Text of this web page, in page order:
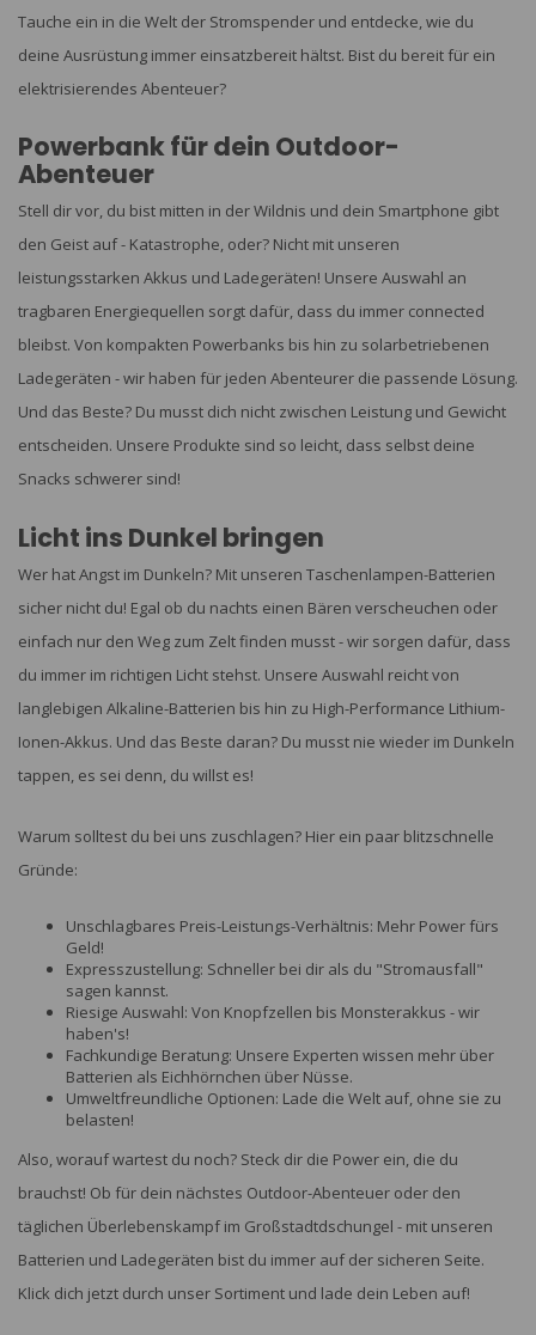
Tauche ein in die Welt der Stromspender und entdecke, wie du
deine Ausrüstung immer einsatzbereit hältst. Bist du bereit für ein
elektrisierendes Abenteuer?
Powerbank für dein Outdoor-
Abenteuer
Stell dir vor, du bist mitten in der Wildnis und dein Smartphone gibt
den Geist auf - Katastrophe, oder? Nicht mit unseren
leistungsstarken Akkus und Ladegeräten! Unsere Auswahl an
tragbaren Energiequellen sorgt dafür, dass du immer connected
bleibst. Von kompakten Powerbanks bis hin zu solarbetriebenen
Ladegeräten - wir haben für jeden Abenteurer die passende Lösung.
Und das Beste? Du musst dich nicht zwischen Leistung und Gewicht
entscheiden. Unsere Produkte sind so leicht, dass selbst deine
Snacks schwerer sind!
Licht ins Dunkel bringen
Wer hat Angst im Dunkeln? Mit unseren Taschenlampen-Batterien
sicher nicht du! Egal ob du nachts einen Bären verscheuchen oder
einfach nur den Weg zum Zelt finden musst - wir sorgen dafür, dass
du immer im richtigen Licht stehst. Unsere Auswahl reicht von
langlebigen Alkaline-Batterien bis hin zu High-Performance Lithium-
Ionen-Akkus. Und das Beste daran? Du musst nie wieder im Dunkeln
tappen, es sei denn, du willst es!
Warum solltest du bei uns zuschlagen? Hier ein paar blitzschnelle
Gründe:
Unschlagbares Preis-Leistungs-Verhältnis: Mehr Power fürs
Geld!
Expresszustellung: Schneller bei dir als du "Stromausfall"
sagen kannst.
Riesige Auswahl: Von Knopfzellen bis Monsterakkus - wir
haben's!
Fachkundige Beratung: Unsere Experten wissen mehr über
Batterien als Eichhörnchen über Nüsse.
Umweltfreundliche Optionen: Lade die Welt auf, ohne sie zu
belasten!
Also, worauf wartest du noch? Steck dir die Power ein, die du
brauchst! Ob für dein nächstes Outdoor-Abenteuer oder den
täglichen Überlebenskampf im Großstadtdschungel - mit unseren
Batterien und Ladegeräten bist du immer auf der sicheren Seite.
Klick dich jetzt durch unser Sortiment und lade dein Leben auf!